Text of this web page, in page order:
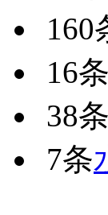
160
16条
38条
7条